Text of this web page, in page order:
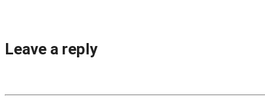
Leave a reply